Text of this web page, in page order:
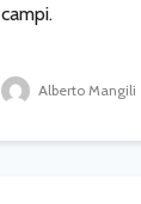
campi.
Alberto Mangili